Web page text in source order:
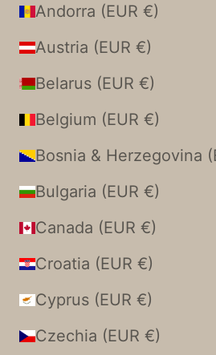
Andorra (EUR €)
Austria (EUR €)
Belarus (EUR €)
Belgium (EUR €)
Bulgaria (EUR €)
Canada (EUR €)
Croatia (EUR €)
Cyprus (EUR €)
Czechia (EUR €)